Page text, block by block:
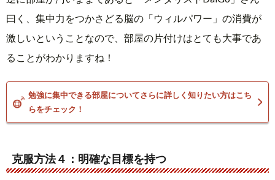
曰く、集中力をつかさどる脳の「ウィルパワー」の消費が
激しいということなので、部屋の片付けはとても大事であ
ることがわかりますね！
勉強に集中できる部屋についてさらに詳しく知りたい方はこち
らをチェック！
克服方法４：明確な目標を持つ